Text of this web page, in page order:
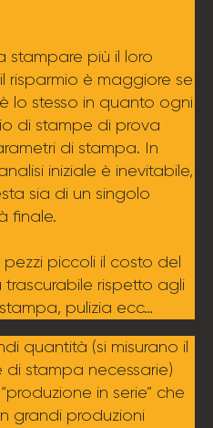
stampare più il loro
risparmio è maggiore se
lo stesso in quanto ogni
di stampe di prova
di stampa. In
iniziale è inevitabile,
sia di un singolo
finale.
piccoli il costo del
rispetto agli
pulizia ecc…
quantità (si misurano il
di stampa necessarie)
in serie” che
grandi produzioni